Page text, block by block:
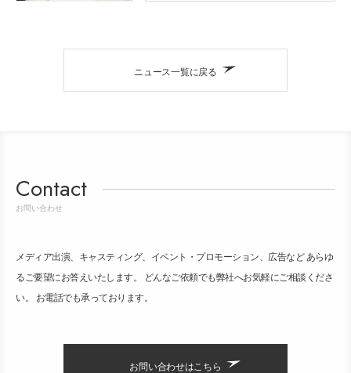
ニュース一覧に戻る
Contact
お問い合わせ
メディア出演、キャスティング、イベント・プロモーション、広告など あらゆ
るご要望にお答えいたします。 どんなご依頼でも弊社へお気軽にご相談くださ
い。 お電話でも承っております。
お問い合わせはこちら